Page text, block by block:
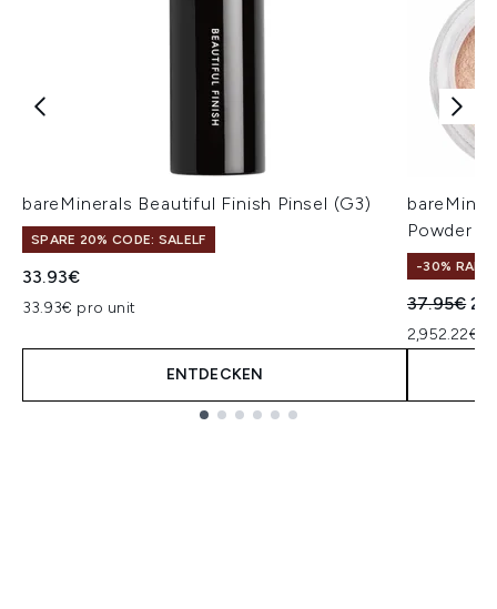
bareMinerals Beautiful Finish Pinsel (G3)
SPARE 20% CODE: SALELF
33.93€
33.93€ pro unit
ENTDECKEN
Powder
-30%
37.95€
2,952.22€